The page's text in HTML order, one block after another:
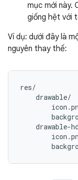
mục mới này.
giống hệt với
Ví dụ: dưới đây là
nguyên thay thế:
res/
    drawable/
drawable-